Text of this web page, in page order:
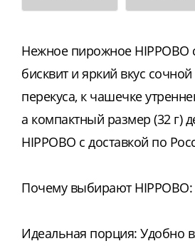
Нежное пирожное HIPPOBO
бисквит и яркий вкус
перекуса, к чашечке
а компактный размер (32 г)
HIPPOBO с доставкой по
Почему выбирают HIPPOBO:
Идеальная порция: Удобно